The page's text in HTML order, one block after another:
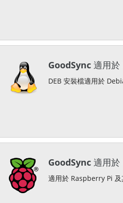
GoodSync 適用
DEB 安裝檔適用於
GoodSync 適用
適用於 Raspberry Pi